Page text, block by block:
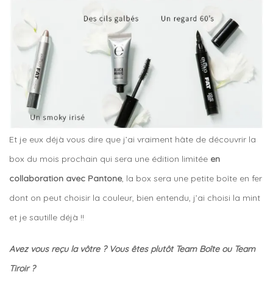
Et je eux déjà vous dire que j’ai vraiment hâte de découvrir la
box du mois prochain qui sera une édition limitée en
collaboration avec Pantone, la box sera une petite boîte en fer
dont on peut choisir la couleur, bien entendu, j’ai choisi la mint
et je sautille déjà !!
Avez vous reçu la vôtre ? Vous êtes plutôt Team Boîte ou Team
Tiroir ?